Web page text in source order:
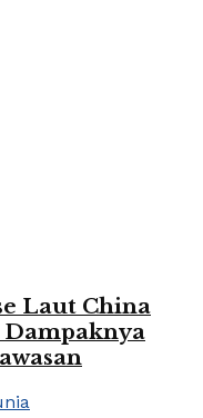
Laut China
Dampaknya